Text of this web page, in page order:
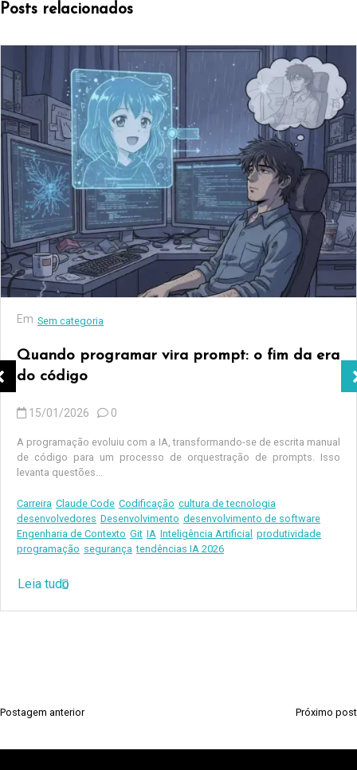
Posts relacionados
Em Sem categoria
Quando programar vira prompt: o fim da era
do código
15/01/2026 0
A programação evoluiu com a IA, transformando-se de escrita manual
de código para um processo de orquestração de prompts. Isso
levanta questões...
Carreira Claude Code Codificação cultura de tecnologia
desenvolvedores Desenvolvimento desenvolvimento de software
Engenharia de Contexto Git IA Inteligência Artificial produtividade
programação segurança tendências IA 2026
Leia tudo
N
Postagem anterior Próximo post